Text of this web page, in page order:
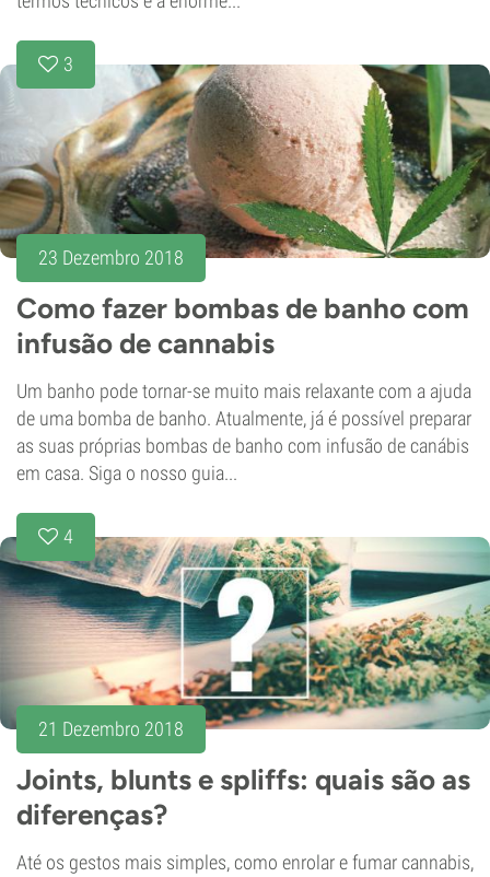
3
23 Dezembro 2018
Como fazer bombas de banho com
infusão de cannabis
Um banho pode tornar-se muito mais relaxante com a ajuda
de uma bomba de banho. Atualmente, já é possível preparar
as suas próprias bombas de banho com infusão de canábis
em casa. Siga o nosso guia...
4
21 Dezembro 2018
Joints, blunts e spliffs: quais são as
diferenças?
Até os gestos mais simples, como enrolar e fumar cannabis,